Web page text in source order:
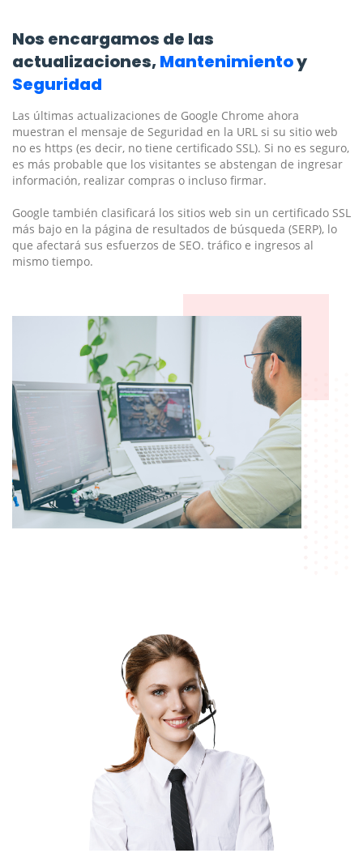
Nos encargamos de las
actualizaciones,Mantenimientoy
Seguridad
Las últimas actualizaciones de Google Chrome ahora
muestran el mensaje de Seguridad en la URL si su sitio web
no es https (es decir, no tiene certificado SSL). Si no es seguro,
es más probable que los visitantes se abstengan de ingresar
información, realizar compras o incluso firmar.
Google también clasificará los sitios web sin un certificado SSL
más bajo en la página de resultados de búsqueda (SERP), lo
que afectará sus esfuerzos de SEO. tráfico e ingresos al
mismo tiempo.